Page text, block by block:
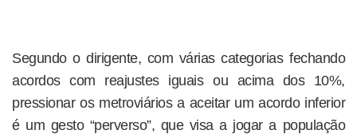
Segundo o dirigente, com várias categorias fechando
acordos com reajustes iguais ou acima dos 10%,
pressionar os metroviários a aceitar um acordo inferior
é um gesto “perverso”, que visa a jogar a população